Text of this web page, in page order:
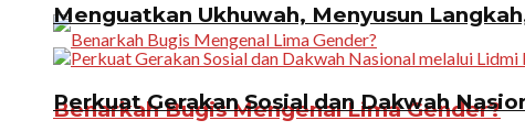
Benarkah Bugis Mengenal Lima Gender?
Menguatkan Ukhuwah, Menyusun
Perkuat Gerakan Sosial dan Dakwah